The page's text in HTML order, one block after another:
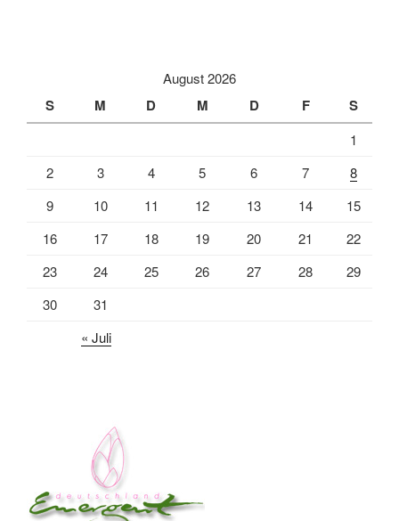
August 2026
S M D M D F S
1
2
3 4 5 6 7
8
9
10 11 12 13 14
15
16
17 18 19 20 21
22
23
24 25 26 27 28
29
30
31
« Juli